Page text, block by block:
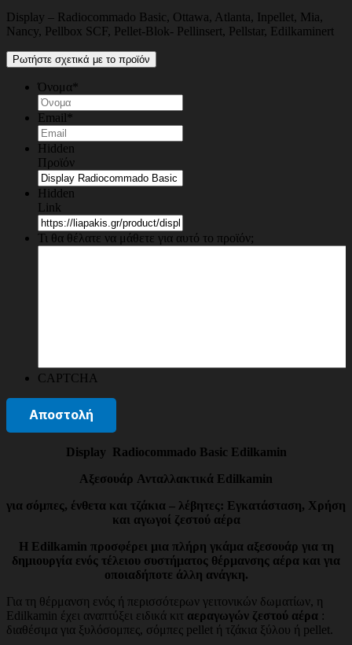
Display – Radiocommado Basic, Ottawa, Atlanta, Inpellet, Mia,
Nancy, Pellbox SCF, Pellet-Blok- Pellinsert, Pellstar, Edilkaminert
Ρωτήστε σχετικά με το προϊόν
Όνομα*
Email*
Hidden
Προϊόν
Hidden
Link
Τι θα θέλατε να μάθετε για αυτό το προϊόν;
CAPTCHA
Display Radiocommado Basic Edilkamin
Αξεσουάρ Ανταλλακτικά Edilkamin
για σόμπες, ένθετα και τζάκια – λέβητες: Εγκατάσταση, Χρήση
και αγωγοί ζεστού αέρα
Η Edilkamin προσφέρει μια πλήρη γκάμα αξεσουάρ για τη
δημιουργία ενός τέλειου συστήματος θέρμανσης αέρα και για
οποιαδήποτε άλλη ανάγκη.
Για τη θέρμανση ενός ή περισσότερων γειτονικών δωματίων, η
Edilkamin έχει αναπτύξει ειδικά κιτ αεραγωγών ζεστού αέρα :
διαθέσιμα για ξυλόσομπες, σόμπες pellet ή τζάκια ξύλου ή pellet.